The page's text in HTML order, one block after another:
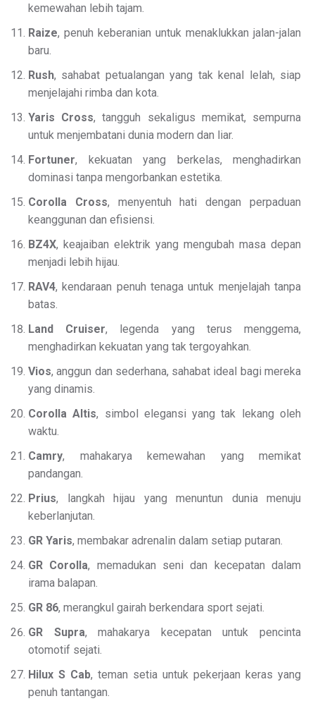
kemewahan lebih tajam.
Raize, penuh keberanian untuk menaklukkan jalan-jalan
baru.
Rush, sahabat petualangan yang tak kenal lelah, siap
menjelajahi rimba dan kota.
Yaris Cross, tangguh sekaligus memikat, sempurna
untuk menjembatani dunia modern dan liar.
Fortuner, kekuatan yang berkelas, menghadirkan
dominasi tanpa mengorbankan estetika.
Corolla Cross, menyentuh hati dengan perpaduan
keanggunan dan efisiensi.
BZ4X, keajaiban elektrik yang mengubah masa depan
menjadi lebih hijau.
RAV4, kendaraan penuh tenaga untuk menjelajah tanpa
batas.
Land Cruiser, legenda yang terus menggema,
menghadirkan kekuatan yang tak tergoyahkan.
Vios, anggun dan sederhana, sahabat ideal bagi mereka
yang dinamis.
Corolla Altis, simbol elegansi yang tak lekang oleh
waktu.
Camry, mahakarya kemewahan yang memikat
pandangan.
Prius, langkah hijau yang menuntun dunia menuju
keberlanjutan.
GR Yaris, membakar adrenalin dalam setiap putaran.
GR Corolla, memadukan seni dan kecepatan dalam
irama balapan.
GR 86, merangkul gairah berkendara sport sejati.
GR Supra, mahakarya kecepatan untuk pencinta
otomotif sejati.
Hilux S Cab, teman setia untuk pekerjaan keras yang
penuh tantangan.